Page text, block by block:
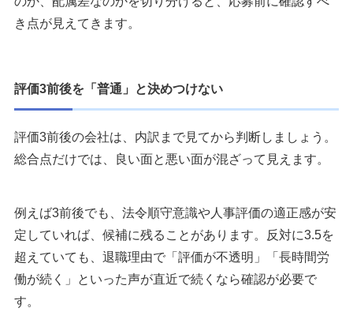
き点が見えてきます。
評価3前後を「普通」と決めつけない
評価3前後の会社は、内訳まで見てから判断しましょう。
総合点だけでは、良い面と悪い面が混ざって見えます。
例えば3前後でも、法令順守意識や人事評価の適正感が安
定していれば、候補に残ることがあります。反対に3.5を
超えていても、退職理由で「評価が不透明」「長時間労
働が続く」といった声が直近で続くなら確認が必要で
す。